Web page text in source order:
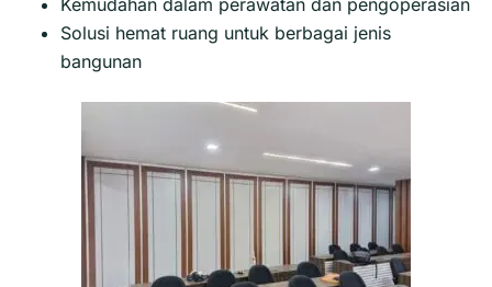
Solusi hemat ruang untuk berbagai jenis
bangunan